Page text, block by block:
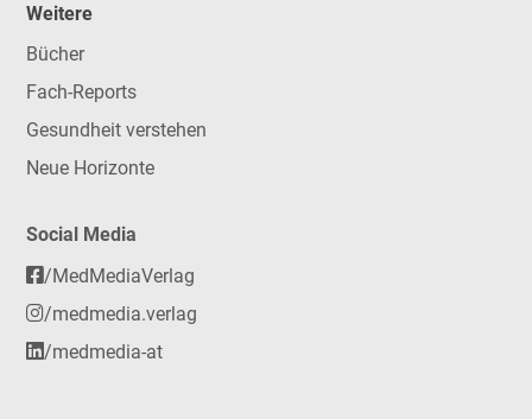
Weitere
Bücher
Fach-Reports
Gesundheit verstehen
Neue Horizonte
Social Media
/MedMediaVerlag
/medmedia.verlag
/medmedia-at